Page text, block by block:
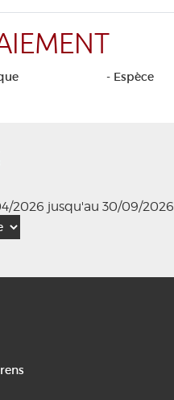
- Espèce
2026 jusqu'au 30/09/2026